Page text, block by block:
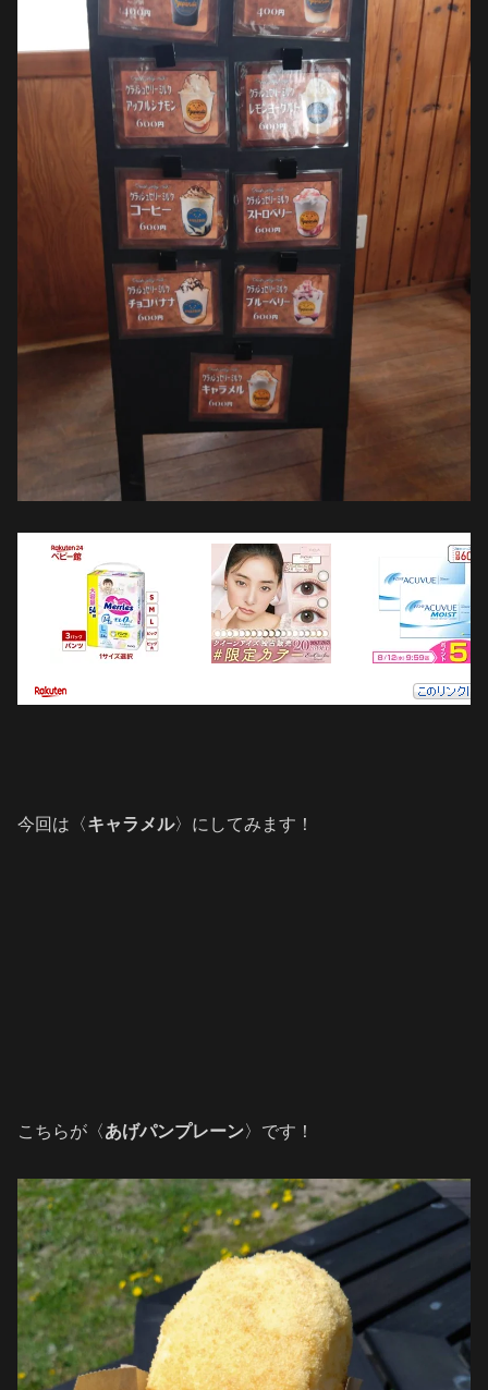
今回は〈キャラメル〉にしてみます！
こちらが〈あげパンプレーン〉です！